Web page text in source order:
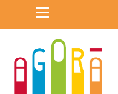
content